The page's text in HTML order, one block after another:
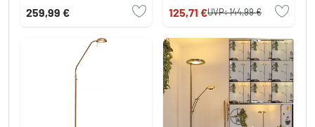
259,99 € 125,71 €UVP:144,99 €